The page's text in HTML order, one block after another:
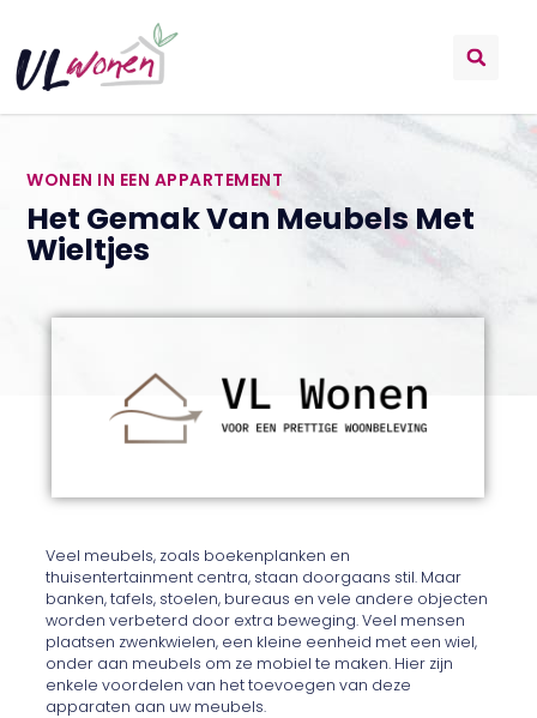
WONEN IN EEN APPARTEMENT
Het Gemak Van Meubels Met
Wieltjes
Veel meubels, zoals boekenplanken en
thuisentertainment centra, staan ​​doorgaans stil. Maar
banken, tafels, stoelen, bureaus en vele andere objecten
worden verbeterd door extra beweging. Veel mensen
plaatsen zwenkwielen, een kleine eenheid met een wiel,
onder aan meubels om ze mobiel te maken. Hier zijn
enkele voordelen van het toevoegen van deze
apparaten aan uw meubels.